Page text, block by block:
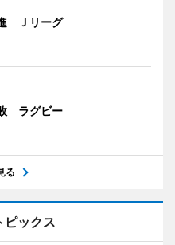
Ｊリーグ
ラグビー
る
ピックス